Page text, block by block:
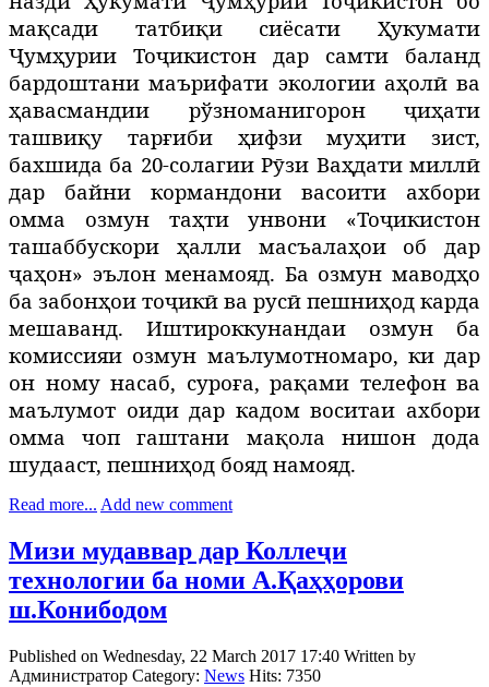
мақсади татбиқи сиёсати Ҳукумати
Ҷумҳурии Тоҷикистон дар самти баланд
бардоштани маърифати экологии аҳолӣ ва
ҳавасмандии рўзноманигорон ҷиҳати
ташвиқу тарғиби ҳифзи муҳити зист,
бахшида ба 20-солагии Рӯзи Ваҳдати миллӣ
дар байни кормандони васоити ахбори
омма озмун таҳти унвони «Тоҷикистон
ташаббускори ҳалли масъалаҳои об дар
ҷаҳон» эълон менамояд. Ба озмун маводҳо
ба забонҳои тоҷикӣ ва русӣ пешниҳод карда
мешаванд. Иштироккунандаи озмун ба
комиссияи озмун маълумотномаро, ки дар
он ному насаб, суроға, рақами телефон ва
маълумот оиди дар кадом воситаи ахбори
омма чоп гаштани мақола нишон дода
шудааст, пешниҳод бояд намояд.
Read more... Add new comment
Мизи мудаввар дар Коллеҷи
технологии ба номи А.Қаҳҳорови
ш.Конибодом
Published on Wednesday, 22 March 2017 17:40 Written by
Администратор Category: News Hits: 7350